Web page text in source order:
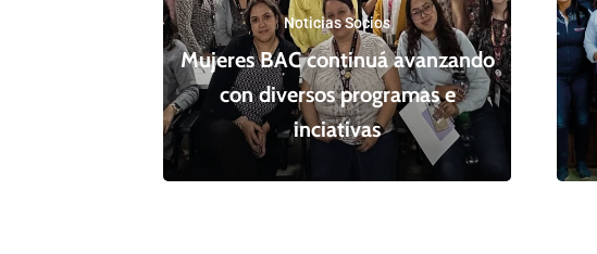
Noticias Socios
Mujeres BAC continuá avanzando
con diversos programas e
inciativas